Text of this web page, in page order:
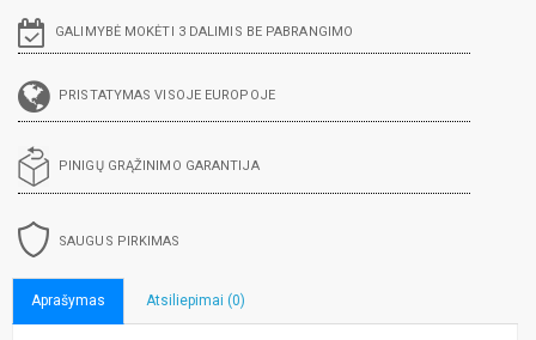
GALIMYBĖ MOKĖTI 3 DALIMIS BE PABRANGIMO
PRISTATYMAS VISOJE EUROPOJE
PINIGŲ GRĄŽINIMO GARANTIJA
SAUGUS PIRKIMAS
Aprašymas Atsiliepimai (0)